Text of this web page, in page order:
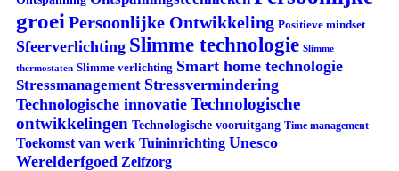
groei Persoonlijke Ontwikkeling Positieve mindset
Sfeerverlichting Slimme technologie Slimme
thermostaten Slimme verlichting Smart home technologie
Stressmanagement Stressvermindering
Technologische innovatie Technologische
ontwikkelingen Technologische vooruitgang Time management
Toekomst van werk Tuininrichting Unesco
Werelderfgoed Zelfzorg